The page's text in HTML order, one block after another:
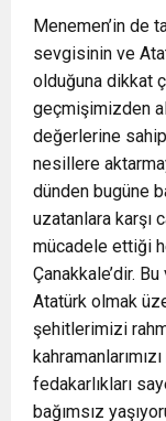
Menemen’in de
sevgisinin ve
olduğuna dikkat
geçmişimizden
değerlerine
nesillere
dünden bugüne
uzatanlara karşı
mücadele ettiği
Çanakkale’dir.
Atatürk olmak
şehitlerimizi
fedakarlıkları
bağımsız